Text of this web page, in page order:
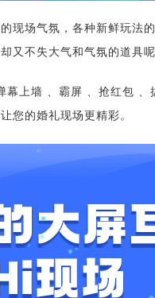
现场气氛，各种新鲜玩法
又不失大气和气氛的道具呢
上墙 、霸屏 、抢红包
您的婚礼现场更精彩。